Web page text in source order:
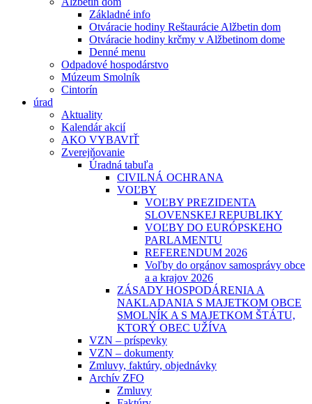
Základné info
Otváracie hodiny Reštaurácie Alžbetin dom
Otváracie hodiny krčmy v Alžbetinom dome
Denné menu
Odpadové hospodárstvo
Múzeum Smolník
Cintorín
úrad
Aktuality
Kalendár akcií
AKO VYBAVIŤ
Zverejňovanie
Úradná tabuľa
CIVILNÁ OCHRANA
VOĽBY
VOĽBY PREZIDENTA
SLOVENSKEJ REPUBLIKY
VOĽBY DO EURÓPSKEHO
PARLAMENTU
REFERENDUM 2026
Voľby do orgánov samosprávy obce
a a krajov 2026
ZÁSADY HOSPODÁRENIA A
NAKLADANIA S MAJETKOM OBCE
SMOLNÍK A S MAJETKOM ŠTÁTU,
KTORÝ OBEC UŽÍVA
VZN – príspevky
VZN – dokumenty
Zmluvy, faktúry, objednávky
Archív ZFO
Zmluvy